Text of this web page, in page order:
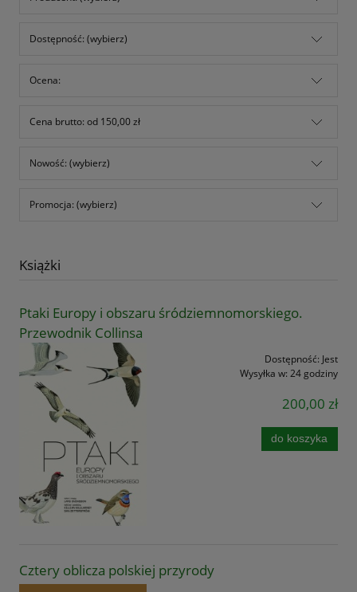
Dostępność: (wybierz)
Ocena:
Cena brutto: od 150,00 zł
Nowość: (wybierz)
Promocja: (wybierz)
Książki
Ptaki Europy i obszaru śródziemnomorskiego.
Przewodnik Collinsa
Dostępność: Jest
Wysyłka w: 24 godziny
200,00 zł
do koszyka
Cztery oblicza polskiej przyrody